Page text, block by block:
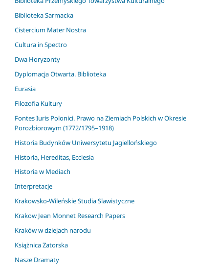
Biblioteka Sarmacka
Cistercium Mater Nostra
Cultura in Spectro
Dwa Horyzonty
Dyplomacja Otwarta. Biblioteka
Eurasia
Filozofia Kultury
Fontes Iuris Polonici. Prawo na Ziemiach Polskich w Okresie
Porozbiorowym (1772/1795–1918)
Historia Budynków Uniwersytetu Jagiellońskiego
Historia, Hereditas, Ecclesia
Historia w Mediach
Interpretacje
Krakowsko-Wileńskie Studia Slawistyczne
Krakow Jean Monnet Research Papers
Kraków w dziejach narodu
Książnica Zatorska
Nasze Dramaty